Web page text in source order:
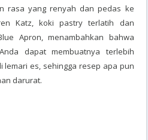
rasa yang renyah dan pedas ke
Katz, koki pastry terlatih dan
Apron, menambahkan bahwa
dapat membuatnya terlebih
lemari es, sehingga resep apa pun
darurat.